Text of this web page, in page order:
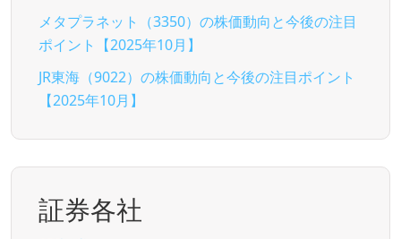
メタプラネット（3350）の株価動向と今後の注目
ポイント【2025年10月】
JR東海（9022）の株価動向と今後の注目ポイント
【2025年10月】
証券各社